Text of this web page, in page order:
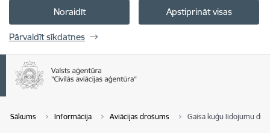
Noraidīt Apstiprināt visas
Pārvaldīt sīkdatnes
Sākums Informācija Aviācijas drošums Gaisa kuģu lidojumu